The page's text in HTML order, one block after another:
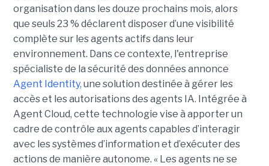
organisation dans les douze prochains mois, alors
que seuls 23 % déclarent disposer d’une visibilité
complète sur les agents actifs dans leur
environnement. Dans ce contexte, l'entreprise
spécialiste de la sécurité des données annonce
Agent Identity, une solution destinée à gérer les
accès et les autorisations des agents IA. Intégrée à
Agent Cloud, cette technologie vise à apporter un
cadre de contrôle aux agents capables d’interagir
avec les systèmes d’information et d’exécuter des
actions de manière autonome. « Les agents ne se